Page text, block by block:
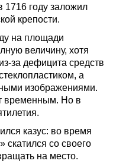
1716 году заложил
крепости.
на площади
величину, хотя
за дефицита средств
а
изображениями.
временным. Но в
казус: во время
скатился со своего
на место.